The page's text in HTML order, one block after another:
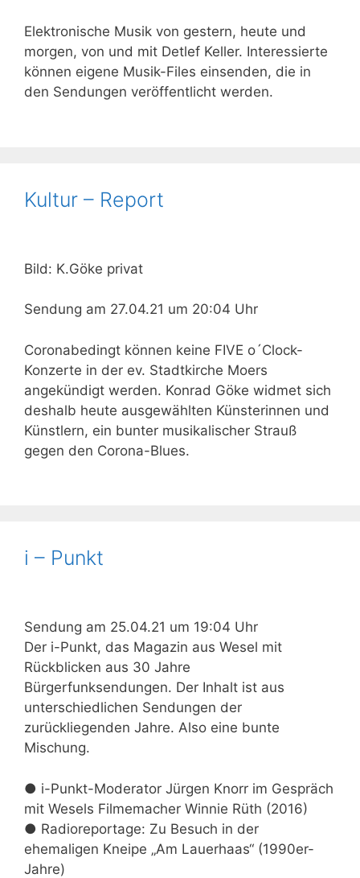
Elektronische Musik von gestern, heute und
morgen, von und mit Detlef Keller. Interessierte
können eigene Musik-Files einsenden, die in
den Sendungen veröffentlicht werden.
Kultur – Report
Bild: K.Göke privat
Sendung am 27.04.21 um 20:04 Uhr
Coronabedingt können keine FIVE o´Clock-
Konzerte in der ev. Stadtkirche Moers
angekündigt werden. Konrad Göke widmet sich
deshalb heute ausgewählten Künsterinnen und
Künstlern, ein bunter musikalischer Strauß
gegen den Corona-Blues.
i – Punkt
Sendung am 25.04.21 um 19:04 Uhr
Der i-Punkt, das Magazin aus Wesel mit
Rückblicken aus 30 Jahre
Bürgerfunksendungen. Der Inhalt ist aus
unterschiedlichen Sendungen der
zurückliegenden Jahre. Also eine bunte
Mischung.
● i-Punkt-Moderator Jürgen Knorr im Gespräch
mit Wesels Filmemacher Winnie Rüth (2016)
● Radioreportage: Zu Besuch in der
ehemaligen Kneipe „Am Lauerhaas“ (1990er-
Jahre)